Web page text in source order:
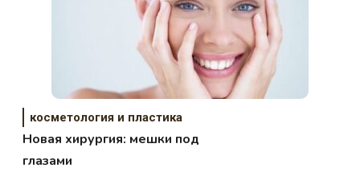
косметология и пластика
Новая хирургия: мешки под
глазами